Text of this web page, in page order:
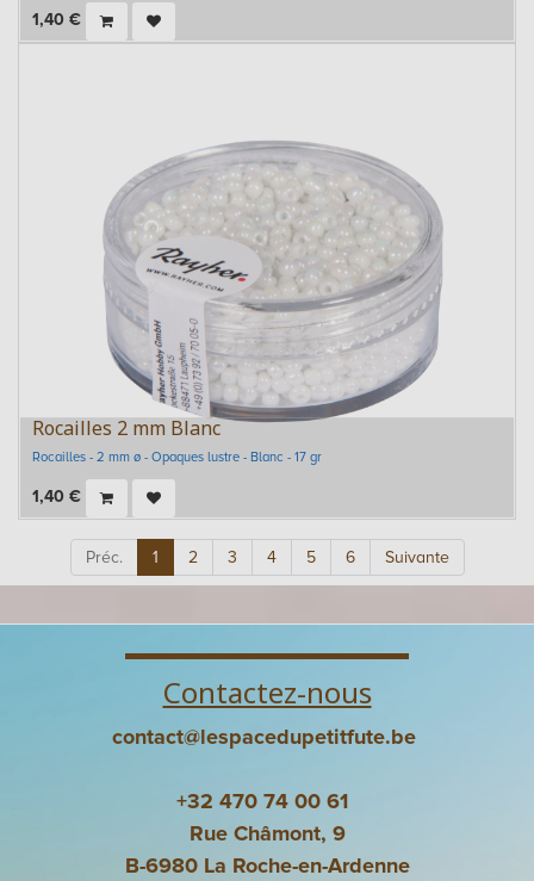
1,40 €
Rocailles 2 mm Blanc
Rocailles - 2 mm ø - Opaques lustre - Blanc - 17 gr
1,40 €
Préc. 1 2 3 4 5 6 Suivante
Contactez-nous
contact@lespacedupetitfute.be
+32 470 74 00 61
Rue Châmont, 9
B-6980 La Roche-en-Ardenne